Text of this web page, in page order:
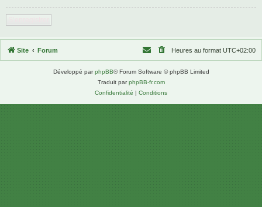
Site Forum Heures au format UTC+02:00
Développé parphpBB® Forum Software © phpBB Limited
Traduit parphpBB-fr.com
Confidentialité | Conditions